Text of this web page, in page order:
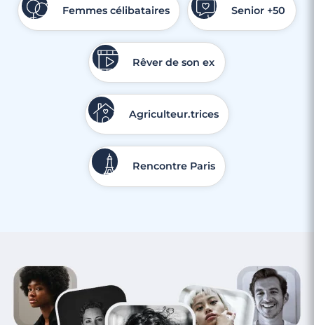
Femmes célibataires Senior +50
Rêver de son ex
Agriculteur.trices
Rencontre Paris